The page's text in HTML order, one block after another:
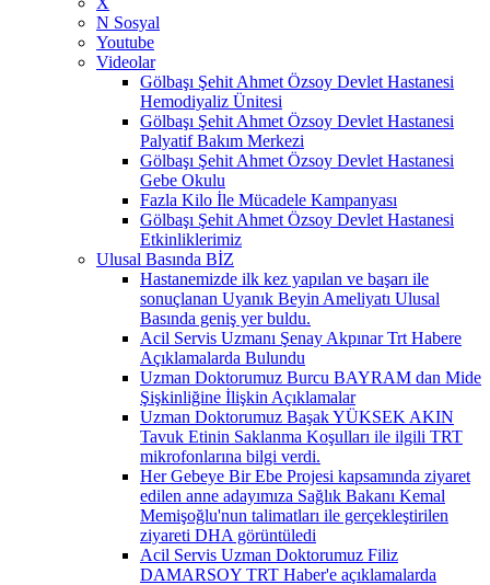
N Sosyal
Youtube
Videolar
Gölbaşı Şehit Ahmet Özsoy Devlet Hastanesi
Hemodiyaliz Ünitesi
Gölbaşı Şehit Ahmet Özsoy Devlet Hastanesi
Palyatif Bakım Merkezi
Gölbaşı Şehit Ahmet Özsoy Devlet Hastanesi
Gebe Okulu
Fazla Kilo İle Mücadele Kampanyası
Gölbaşı Şehit Ahmet Özsoy Devlet Hastanesi
Etkinliklerimiz
Ulusal Basında BİZ
Hastanemizde ilk kez yapılan ve başarı ile
sonuçlanan Uyanık Beyin Ameliyatı Ulusal
Basında geniş yer buldu.
Acil Servis Uzmanı Şenay Akpınar Trt Habere
Açıklamalarda Bulundu
Uzman Doktorumuz Burcu BAYRAM dan Mide
Şişkinliğine İlişkin Açıklamalar
Uzman Doktorumuz Başak YÜKSEK AKIN
Tavuk Etinin Saklanma Koşulları ile ilgili TRT
mikrofonlarına bilgi verdi.
Her Gebeye Bir Ebe Projesi kapsamında ziyaret
edilen anne adayımıza Sağlık Bakanı Kemal
Memişoğlu'nun talimatları ile gerçekleştirilen
ziyareti DHA görüntüledi
Acil Servis Uzman Doktorumuz Filiz
DAMARSOY TRT Haber'e açıklamalarda